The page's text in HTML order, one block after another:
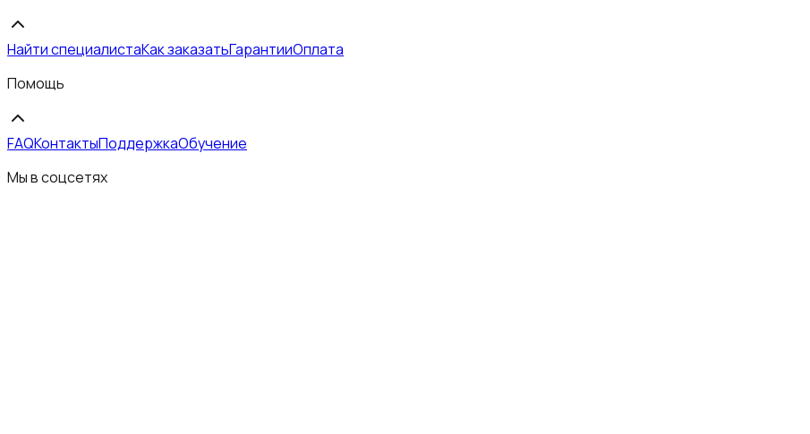
Найти специалистаКак заказатьГарантииОплата
Помощь
FAQКонтактыПоддержкаОбучение
Мы в соцсетях